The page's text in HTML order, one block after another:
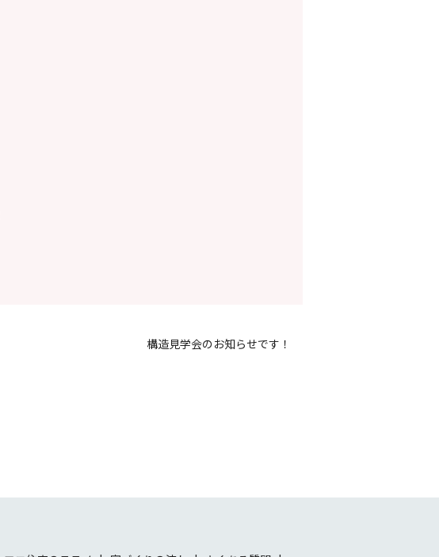
構造見学会のお知らせです！